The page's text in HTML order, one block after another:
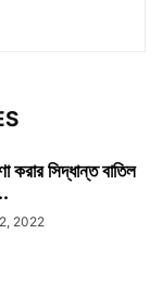
করার সিদ্ধান্ত বাতিল
2022